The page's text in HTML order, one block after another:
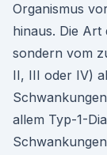
Organismus
hinaus. Die
sondern vom
II, III oder IV)
allem Typ-1-